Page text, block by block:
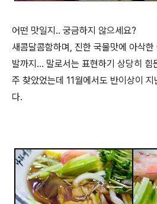
어떤 맛일지.. 궁금하지 않으세요?
새콤달콤함하며, 진한 국물맛에 아삭
발까지... 말로서는 표현하기 상당히
주 찾았었는데 11월에서도 반이상이
다.